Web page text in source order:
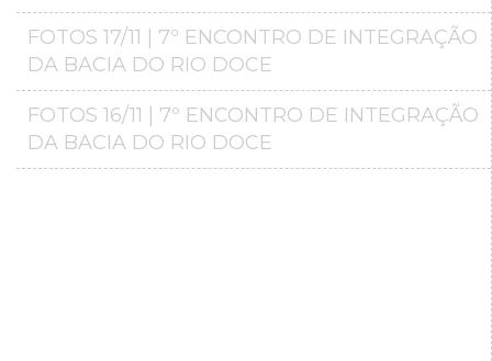
FOTOS 17/11 | 7º ENCONTRO DE INTEGRAÇÃO
DA BACIA DO RIO DOCE
FOTOS 16/11 | 7º ENCONTRO DE INTEGRAÇÃO
DA BACIA DO RIO DOCE